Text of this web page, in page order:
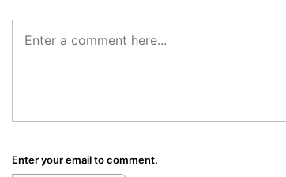
Enter your email to comment.